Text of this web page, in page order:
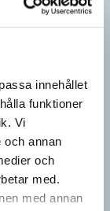
innehållet
funktioner
Vi
och annan
och
med.
med annan
det umgås med”